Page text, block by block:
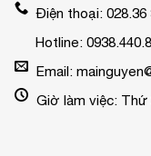
Điện thoại: 028.36
Hotline:
Email:
Giờ làm việc: Thứ